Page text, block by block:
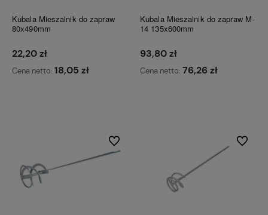
Kubala Mieszalnik do zapraw
80x490mm
22,20 zł
Cena netto: 18,05 zł
Kubala Mieszalnik do zapraw M-
14 135x600mm
93,80 zł
Cena netto: 76,26 zł
Do ulubionych Do